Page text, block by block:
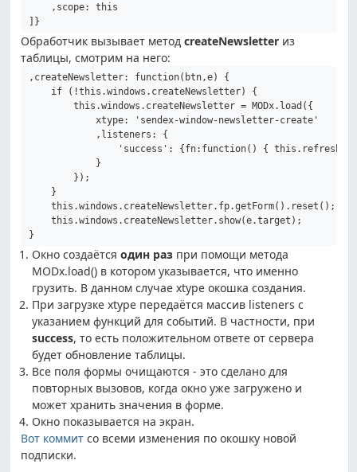
    ,scope: this
]}
Обработчик вызывает метод createNewsletterиз
таблицы, смотрим на него:
,createNewsletter: function(btn,e) {
    if (!this.windows.createNewsletter) {
        this.windows.createNewsletter = MODx.load({
            xtype: 'sendex-window-newsletter-create'
            ,listeners: {
'success': {fn:function() {
            }
        });
    }
    this.windows.createNewsletter.fp.getForm().reset();
    this.windows.createNewsletter.show(e.target);
Окно создаётся один разпри помощи метода
MODx.load() в котором указывается, что именно
грузить. В данном случае xtype окошка создания.
При загрузке xtype передаётся массив listeners с
указанием функций для событий. В частности, при
success, то есть положительном ответе от сервера
будет обновление таблицы.
Все поля формы очищаются - это сделано для
повторных вызовов, когда окно уже загружено и
может хранить значения в форме.
Окно показывается на экран.
Вот коммитсо всеми изменения по окошку новой
подписки.